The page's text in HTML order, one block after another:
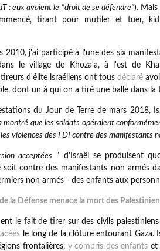
: eux avaient le "droit de se défendre").
tirant pour mutiler et tuer,
2010, j'ai participé à l'une des six
le village de Khoza'a, à l'est de
d'élite israéliens ont tous déclaré
dont un à qui on a tiré une balle dans la
du Jour de Terre de mars 2018,
montré que les soldats opéraient
violences des FDI contre des manifestants
acceptées " d'Israël se produisent
soit contre des manifestants non armés
non armés - des enfants aux
la Défense menace la mort des
le fait de tirer sur des civils
le long de la clôture entourant Gaza.
frontalières, y compris des enfants et